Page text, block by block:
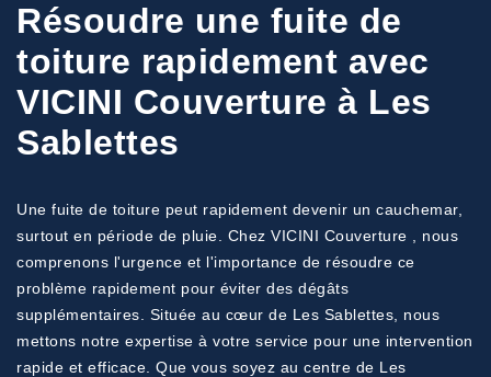
Résoudre une fuite de
toiture rapidement avec
VICINI Couverture à Les
Sablettes
Une fuite de toiture peut rapidement devenir un cauchemar,
surtout en période de pluie. Chez VICINI Couverture , nous
comprenons l'urgence et l'importance de résoudre ce
problème rapidement pour éviter des dégâts
supplémentaires. Située au cœur de Les Sablettes, nous
mettons notre expertise à votre service pour une intervention
rapide et efficace. Que vous soyez au centre de Les